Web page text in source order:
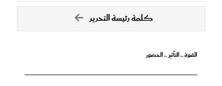
كلمة رئيسة التحرير
القوة .. التأثير .. الحضور